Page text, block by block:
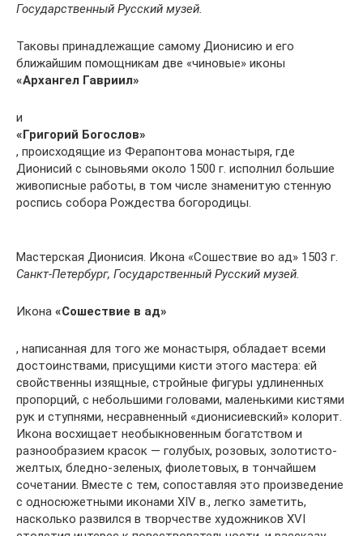
Государственный Русский музей.
Таковы принадлежащие самому Дионисию и его
ближайшим помощникам две «чиновые» иконы
«Архангел Гавриил»
и
«Григорий Богослов»
, происходящие из Ферапонтова монастыря, где
Дионисий с сыновьями около 1500 г. исполнил большие
живописные работы, в том числе знаменитую стенную
роспись собора Рождества богородицы.
Мастерская Дионисия. Икона «Сошествие во ад» 1503 г.
Санкт-Петербург, Государственный Русский музей.
Икона «Сошествие в ад»
, написанная для того же монастыря, обладает всеми
достоинствами, присущими кисти этого мастера: ей
свойственны изящные, стройные фигуры удлиненных
пропорций, с небольшими головами, маленькими кистями
рук и ступнями, несравненный «дионисиевский» колорит.
Икона восхищает необыкновенным богатством и
разнообразием красок — голубых, розовых, золотисто-
желтых, бледно-зеленых, фиолетовых, в тончайшем
сочетании. Вместе с тем, сопоставляя это произведение
с односюжетными иконами XIV в., легко заметить,
насколько развился в творчестве художников XVI